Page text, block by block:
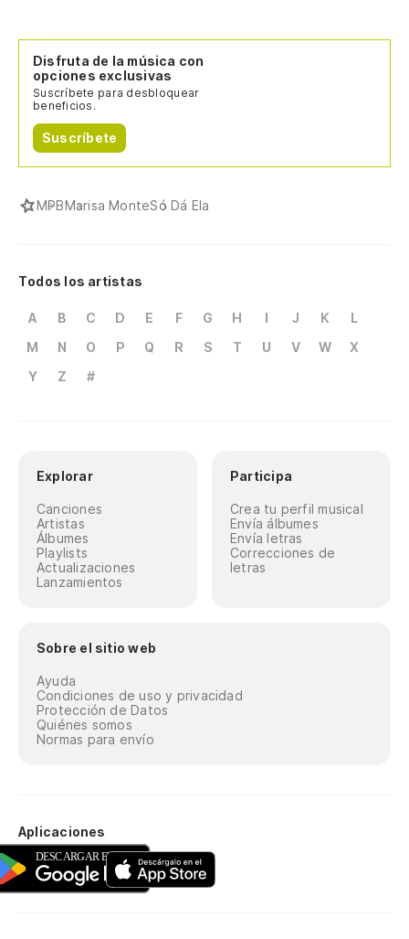
Disfruta de la música con
opciones exclusivas
Suscríbete para desbloquear
beneficios.
Suscríbete
MPBMarisa MonteSó Dá Ela
Todos los artistas
A B C D E F G H I J K
L
M
N O P Q R S T U V W
X
Y
Z #
Explorar
Canciones
Artistas
Álbumes
Playlists
Actualizaciones
Lanzamientos
Participa
Crea tu perfil musical
Envía álbumes
Envía letras
Correcciones de
letras
Sobre el sitio web
Ayuda
Condiciones de uso y privacidad
Protección de Datos
Quiénes somos
Normas para envío
Aplicaciones